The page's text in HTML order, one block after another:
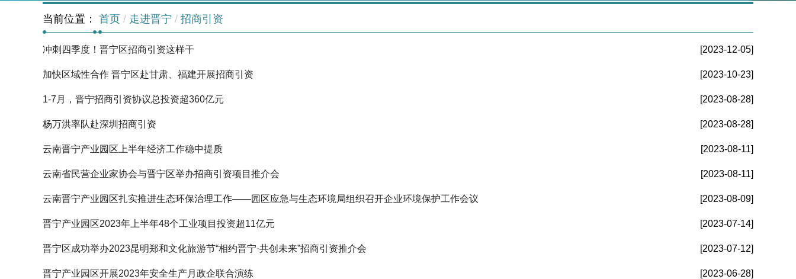
当前位置： 首页 / 走进晋宁 / 招商引资
冲刺四季度！晋宁区招商引资这样干 [2023-12-05]
加快区域性合作 晋宁区赴甘肃、福建开展招商引资 [2023-10-23]
1-7月，晋宁招商引资协议总投资超360亿元 [2023-08-28]
杨万洪率队赴深圳招商引资 [2023-08-28]
云南晋宁产业园区上半年经济工作稳中提质 [2023-08-11]
云南省民营企业家协会与晋宁区举办招商引资项目推介会 [2023-08-11]
云南晋宁产业园区扎实推进生态环保治理工作——园区应急与生态环境局组织召开企业环境保护工作会议 [2023-08-09]
晋宁产业园区2023年上半年48个工业项目投资超11亿元 [2023-07-14]
晋宁区成功举办2023昆明郑和文化旅游节“相约晋宁·共创未来”招商引资推介会 [2023-07-12]
晋宁产业园区开展2023年安全生产月政企联合演练 [2023-06-28]